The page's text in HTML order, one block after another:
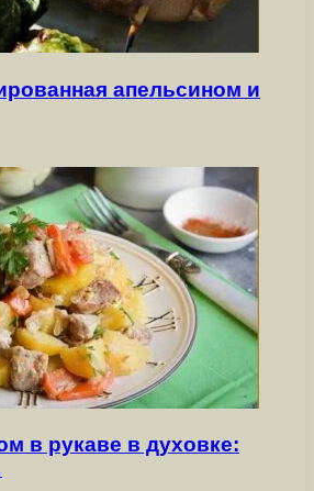
апельсином и
в рукаве в духовке: